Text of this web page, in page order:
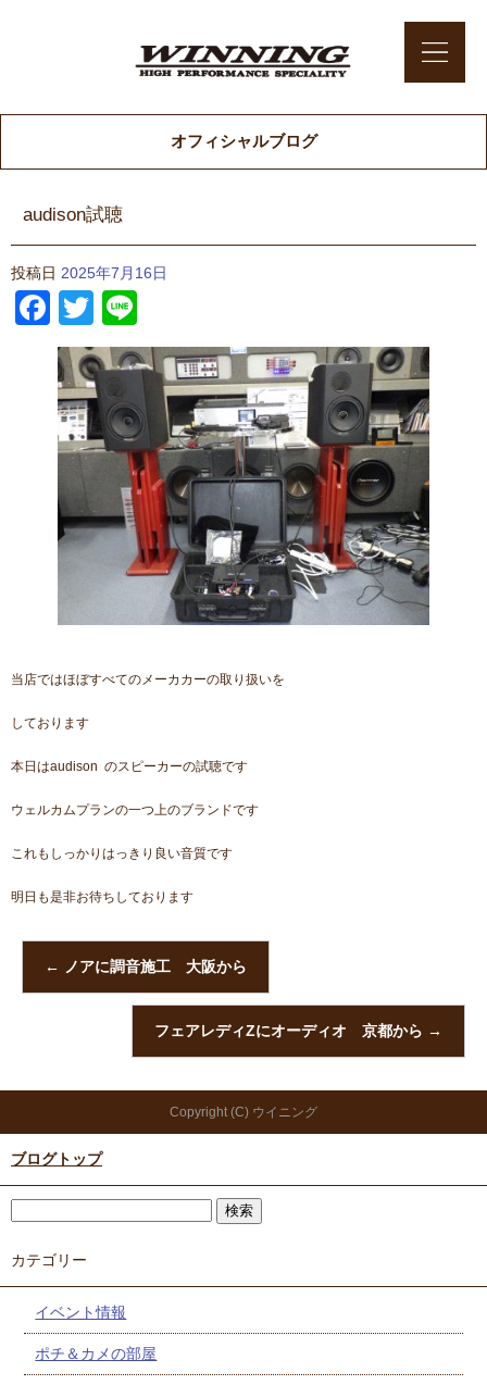
オフィシャルブログ
audison試聴
投稿日 2025年7月16日
Facebook
Twitter
当店ではほぼすべてのメーカカーの取り扱いを
しております
本日はaudison のスピーカーの試聴です
ウェルカムプランの一つ上のブランドです
これもしっかりはっきり良い音質です
明日も是非お待ちしております
← ノアに調音施工 大阪から
フェアレディZにオーディオ 京都から →
Copyright (C) ウイニング
ブログトップ
カテゴリー
イベント情報
ポチ＆カメの部屋